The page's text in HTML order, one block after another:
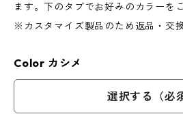
ます。下のタブでお好みのカラーを
※カスタマイズ製品のため返品・交
Color カシメ
選択する（必